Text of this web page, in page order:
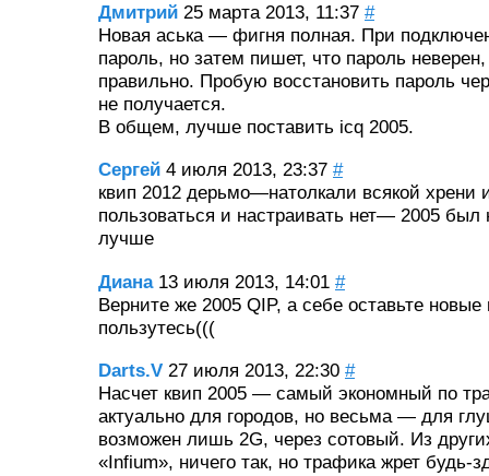
Дмитрий 25 марта 2013, 11:37 #
Новая аська — фигня полная. При
пароль, но затем пишет, что пароль
правильно. Пробую восстановить пароль
не получается.
В общем, лучше поставить icq 2005.
Сергей 4 июля 2013, 23:37 #
квип 2012 дерьмо—натолкали всякой хрени
пользоваться и настраивать нет— 2005
лучше
Диана 13 июля 2013, 14:01 #
Верните же 2005 QIP, а себе оставьте новые
пользутесь(((
Darts.V 27 июля 2013, 22:30 #
Насчет квип 2005 — самый экономный по
актуально для городов, но весьма — для
возможен лишь 2G, через сотовый. Из
«Infium», ничего так, но трафика жрет будь-